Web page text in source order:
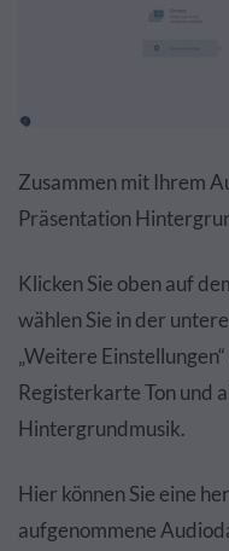
Zusammen mit Ihrem
Präsentation
Klicken Sie oben auf
wählen Sie in der
„Weitere
Registerkarte Ton und
Hintergrundmusik.
Hier können Sie eine
aufgenommene